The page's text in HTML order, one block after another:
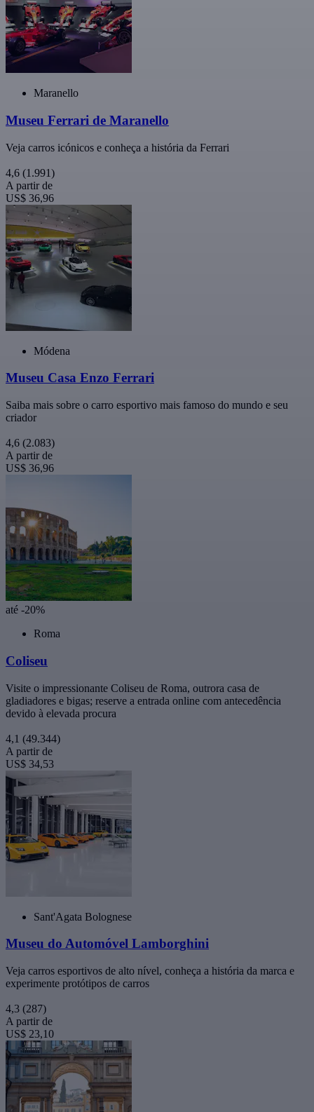
Maranello
Museu Ferrari de Maranello
Veja carros icónicos e conheça a história da Ferrari
4,6 (1.991)
A partir de
US$ 36,96
Módena
Museu Casa Enzo Ferrari
Saiba mais sobre o carro esportivo mais famoso do mundo e seu
criador
4,6 (2.083)
A partir de
US$ 36,96
até -20%
Roma
Coliseu
Visite o impressionante Coliseu de Roma, outrora casa de
gladiadores e bigas; reserve a entrada online com antecedência
devido à elevada procura
4,1 (49.344)
A partir de
US$ 34,53
Sant'Agata Bolognese
Museu do Automóvel Lamborghini
Veja carros esportivos de alto nível, conheça a história da marca e
experimente protótipos de carros
4,3 (287)
A partir de
US$ 23,10